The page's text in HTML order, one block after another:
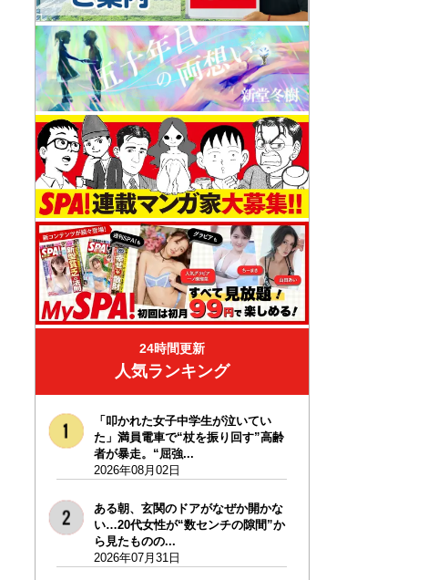
24時間更新
人気ランキング
「叩かれた女子中学生が泣いてい
た」満員電車で“杖を振り回す”高齢
者が暴走。“屈強...
2026年08月02日
ある朝、玄関のドアがなぜか開かな
い…20代女性が“数センチの隙間”か
ら見たものの...
2026年07月31日